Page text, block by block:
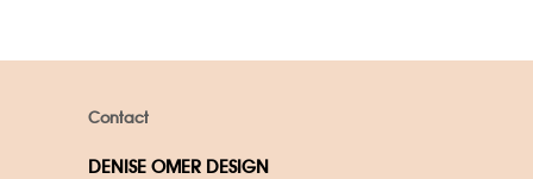
Contact
DENISE OMER DESIGN